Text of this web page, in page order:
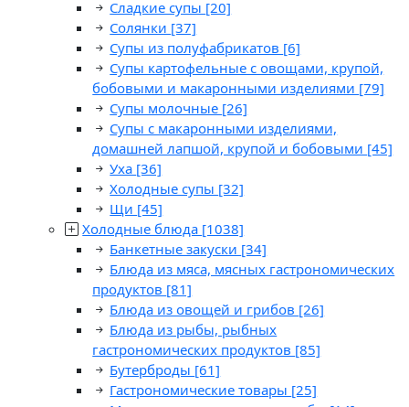
Сладкие супы [20]
Солянки [37]
Супы из полуфабрикатов [6]
Супы картофельные с овощами, крупой,
бобовыми и макаронными изделиями [79]
Супы молочные [26]
Супы с макаронными изделиями,
домашней лапшой, крупой и бобовыми [45]
Уха [36]
Холодные супы [32]
Щи [45]
Холодные блюда [1038]
Банкетные закуски [34]
Блюда из мяса, мясных гастрономических
продуктов [81]
Блюда из овощей и грибов [26]
Блюда из рыбы, рыбных
гастрономических продуктов [85]
Бутерброды [61]
Гастрономические товары [25]